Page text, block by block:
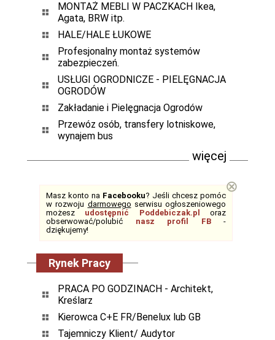
MONTAŻ MEBLI W PACZKACH Ikea,
Agata, BRW itp.
HALE/HALE ŁUKOWE
Profesjonalny montaż systemów
zabezpieczeń.
USŁUGI OGRODNICZE - PIELĘGNACJA
OGRODÓW
Zakładanie i Pielęgnacja Ogrodów
Przewóz osób, transfery lotniskowe,
wynajem bus
więcej
Masz konto na Facebooku? Jeśli chcesz pomóc
w rozwoju darmowego serwisu ogłoszeniowego
możesz udostępnić Poddebiczak.pl
oraz
obserwować/polubić nasz profil FB-
dziękujemy!
⊗
Rynek Pracy
PRACA PO GODZINACH - Architekt,
Kreślarz
Kierowca C+E FR/Benelux lub GB
Tajemniczy Klient/ Audytor